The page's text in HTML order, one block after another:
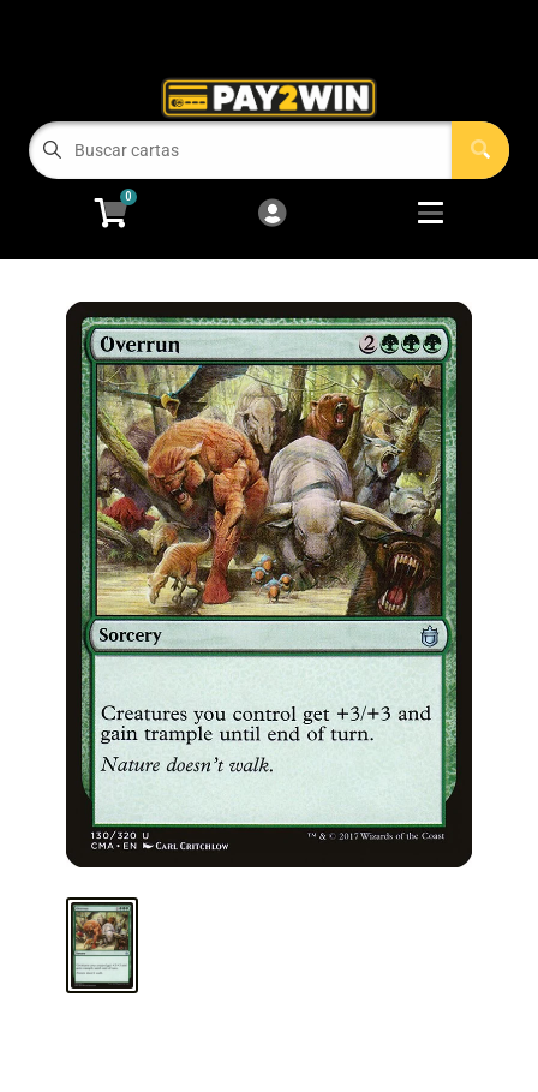
Menu
COMPRAMOS TUS CARTAS!
Magic: The Gathering Open
Pokémon Open
One Piece
Juegos de Mesa
Accesorios
ARMA TU MAZO
0